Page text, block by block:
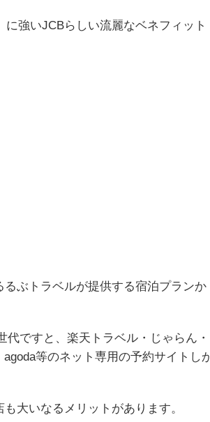
強いJCBらしい流麗なベネフィット
ぶトラベルが提供する宿泊プランか
ですと、楽天トラベル・じゃらん・
agoda等のネット専用の予約サイトし
大いなるメリットがあります。